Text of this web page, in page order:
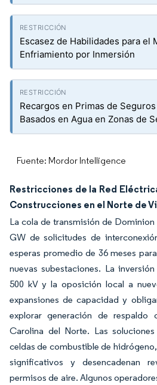
Escasez de Habilidades para el
Enfriamiento por Inmersión
Recargos en Primas de
Basados en Agua en Zonas de
Fuente: Mordor Intelligence
Restricciones de la Red
Construcciones en el Norte de
La cola de transmisión de
GW de solicitudes de
esperas promedio de 36 meses
nuevas subestaciones. La
500 kV y la oposición local a
expansiones de capacidad y
explorar generación de
Carolina del Norte. Las
celdas de combustible de
significativos y desencadenan
permisos de aire. Algunos